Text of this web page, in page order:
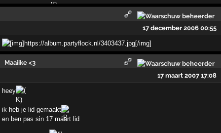
17 december 2006 00:55
Maaiike <3
17 maart 2007 17:08
heey
ik heb je lid gemaakt
en ben pas sin 17 maart lid